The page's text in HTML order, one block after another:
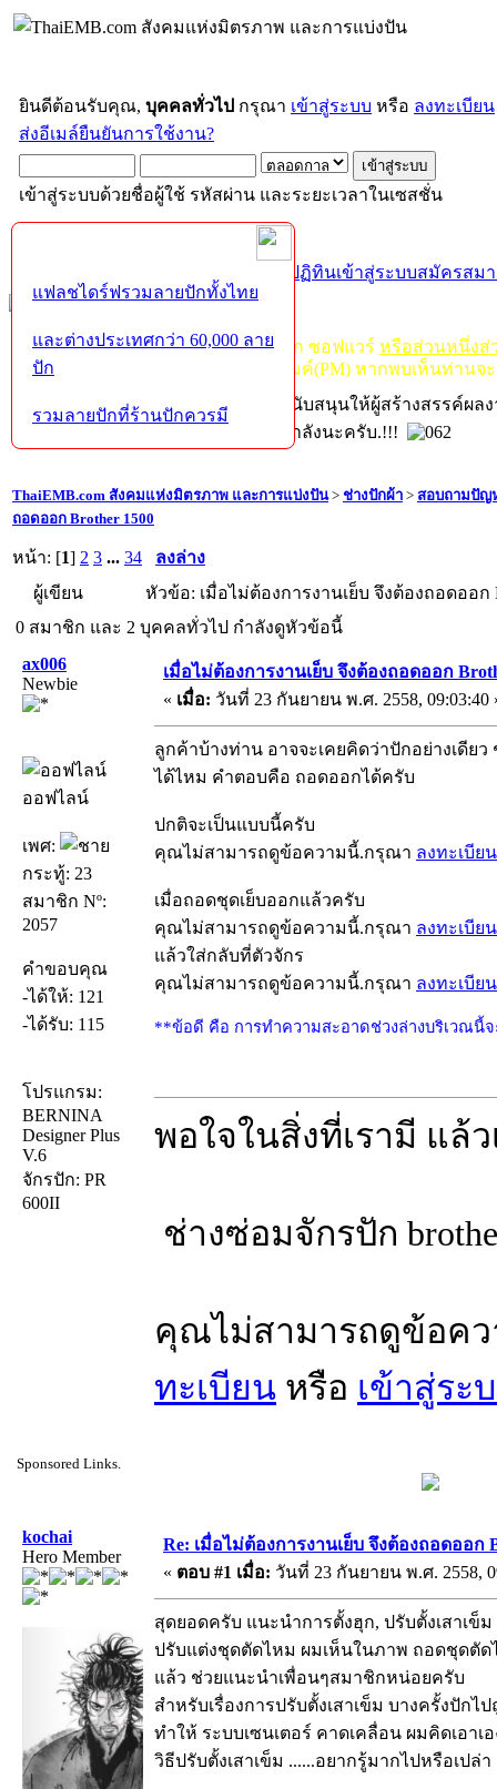
ยินดีต้อนรับคุณ, บุคคลทั่วไป กรุณา เข้าสู่ระบบ หรือ ลงทะเบียน
ส่งอีเมล์ยืนยันการใช้งาน?
เข้าสู่ระบบด้วยชื่อผู้ใช้ รหัสผ่าน และระยะเวลาในเซสชั่น
ปฏิทินเข้าสู่ระบบสมัครสม
กฏ-กติกา:ห้ามจำหน่าย, จ่ายแจก ซอฟแวร์ หรือส่วนหนึ่งส่
ไม่ว่าจะเป็นทางหน้าบอร์ด หรือหลังไมค์(PM) หากพบเห็นท่านจ
หากท่านถูกในในผลงาน หรืออยากสนับสนุนให้ผู้สร้างสรรค์ผล
โปรดช่วยบริจาคให้ผู้จัดทำบ้างตามกำลังนะครับ.!!!
ThaiEMB.com สังคมแห่งมิตรภาพ และการแบ่งปัน> ช่างปักผ้า > สอบถามปัญ
ถอดออก Brother 1500
หน้า: [1] 2 3 ... 34
ลงล่าง
ผู้เขียน
หัวข้อ: เมื่อไม่ต้องการงานเย็บ จึงต้องถอดออก
0 สมาชิก และ 2 บุคคลทั่วไป กำลังดูหัวข้อนี้
ax006
Newbie
ออฟไลน์
เพศ:
กระทู้: 23
สมาชิก Nº:
2057
คำขอบคุณ
-ได้ให้: 121
-ได้รับ: 115
โปรแกรม:
BERNINA
Designer Plus
V.6
จักรปัก: PR
600II
เมื่อไม่ต้องการงานเย็บ จึงต้องถอดออก
« เมื่อ: วันที่ 23 กันยายน พ.ศ. 2558, 09:03:40
ลูกค้าบ้างท่าน อาจจะเคยคิดว่าปักอย่างเดีย
ได้ไหม คำตอบคือ ถอดออกได้ครับ
ปกติจะเป็นแบบนี้ครับ
คุณไม่สามารถดูข้อความนี้.กรุณา ลงทะเบียน
เมื่อถอดชุดเย็บออกแล้วครับ
คุณไม่สามารถดูข้อความนี้.กรุณา ลงทะเบียน
แล้วใส่กลับที่ตัวจักร
คุณไม่สามารถดูข้อความนี้.กรุณา ลงทะเบียน
**ข้อดี คือ การทำความสะอาดช่วงล่างบริเวณนี้
พอใจในสิ่งที่เรามี แล้
ช่างซ่อมจักรปัก
คุณไม่สามารถดูข้อค
ทะเบียน หรือ เข้าสู่ระ
Sponsored Links.
kochai
Hero Member
Re: เมื่อไม่ต้องการงานเย็บ จึงต้องถอดออก
« ตอบ #1 เมื่อ: วันที่ 23 กันยายน พ.ศ. 2558,
สุดยอดครับ แนะนำการตั้งฮุก, ปรับตั้งเสาเ
ปรับแต่งชุดตัดไหม ผมเห็นในภาพ ถอดชุดตั
แล้ว ช่วยแนะนำเพื่อนๆสมาชิกหน่อยครับ
สำหรับเรื่องการปรับตั้งเสาเข็ม บางครั้งปัก
ทำให้ ระบบเซนเตอร์ คาดเคลื่อน ผมคิดเอาเ
วิธีปรับตั้งเสาเข็ม ......อยากรู้มากไปหรือเปล่
แฟลชไดร์ฟรวมลายปักทั้งไทย
และต่างประเทศกว่า 60,000 ลาย
ปัก
รวมลายปักที่ร้านปักควรมี